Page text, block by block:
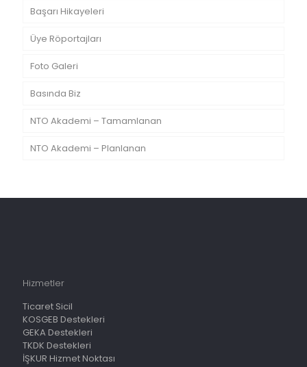
Başarı Hikayeleri
Üye Röportajları
Foto Galeri
Basında Biz
NTO Akademi – Tamamlanan
NTO Akademi – Planlanan
Hizmetler
Ticaret Sicil
KOSGEB Destekleri
GEKA Destekleri
TKDK Destekleri
İŞKUR Hizmet Noktası